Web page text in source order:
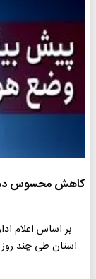
کاهش محسوس دما
بر اساس اعلام
استان طی چند